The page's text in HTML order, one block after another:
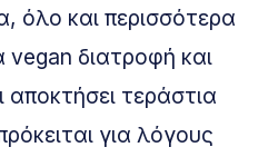
όλο και περισσότερα
vegan διατροφή και
αποκτήσει τεράστια
για λόγους